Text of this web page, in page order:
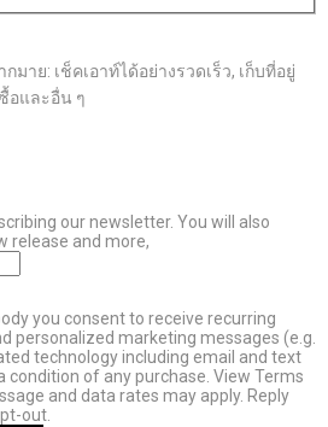
าย: เช็คเอาท์ได้อย่างรวดเร็ว, เก็บที่อยู่
อและอื่น ๆ
our newsletter. You will also
release and more,
you consent to receive recurring
personalized marketing messages (e.g.
technology including email and text
condition of any purchase. View Terms
and data rates may apply. Reply
out.